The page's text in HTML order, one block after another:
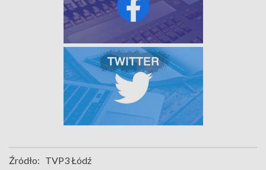
Źródło: TVP3 Łódź